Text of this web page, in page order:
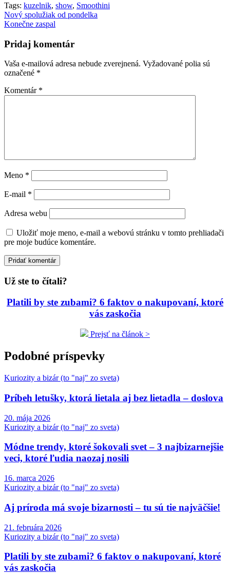
Tags: kuzelnik, show, Smoothini
Navigácia
v
článku
Nový spolužiak od pondelka
Konečne zaspal
Pridaj komentár
Vaša e-mailová adresa nebude zverejnená. Vyžadované polia sú
označené *
Komentár *
Meno *
E-mail *
Adresa webu
Uložiť moje meno, e-mail a webovú stránku v tomto prehliadači
pre moje budúce komentáre.
Už ste to čítali?
Platili by ste zubami? 6 faktov o nakupovaní, ktoré
vás zaskočia
Prejsť na článok >
Podobné príspevky
Kuriozity a bizár (to "naj" zo sveta)
Príbeh letušky, ktorá lietala aj bez lietadla – doslova
20. mája 2026
Kuriozity a bizár (to "naj" zo sveta)
Módne trendy, ktoré šokovali svet – 3 najbizarnejšie
veci, ktoré ľudia naozaj nosili
16. marca 2026
Kuriozity a bizár (to "naj" zo sveta)
Aj príroda má svoje bizarnosti – tu sú tie najväčšie!
21. februára 2026
Kuriozity a bizár (to "naj" zo sveta)
Platili by ste zubami? 6 faktov o nakupovaní, ktoré
vás zaskočia